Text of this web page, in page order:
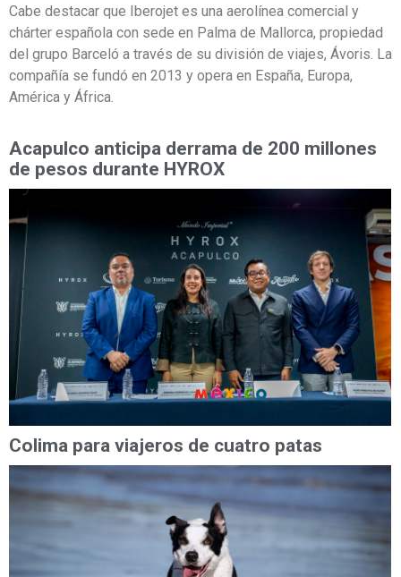
Cabe destacar que Iberojet es una aerolínea comercial y
chárter española con sede en Palma de Mallorca, propiedad
del grupo Barceló a través de su división de viajes, Ávoris. La
compañía se fundó en 2013 y opera en España, Europa,
América y África.
Acapulco anticipa derrama de 200 millones
de pesos durante HYROX
Colima para viajeros de cuatro patas